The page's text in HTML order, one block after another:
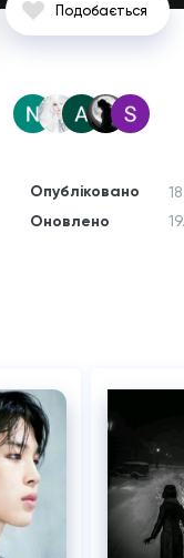
Подобається
Опубліковано
Оновлено